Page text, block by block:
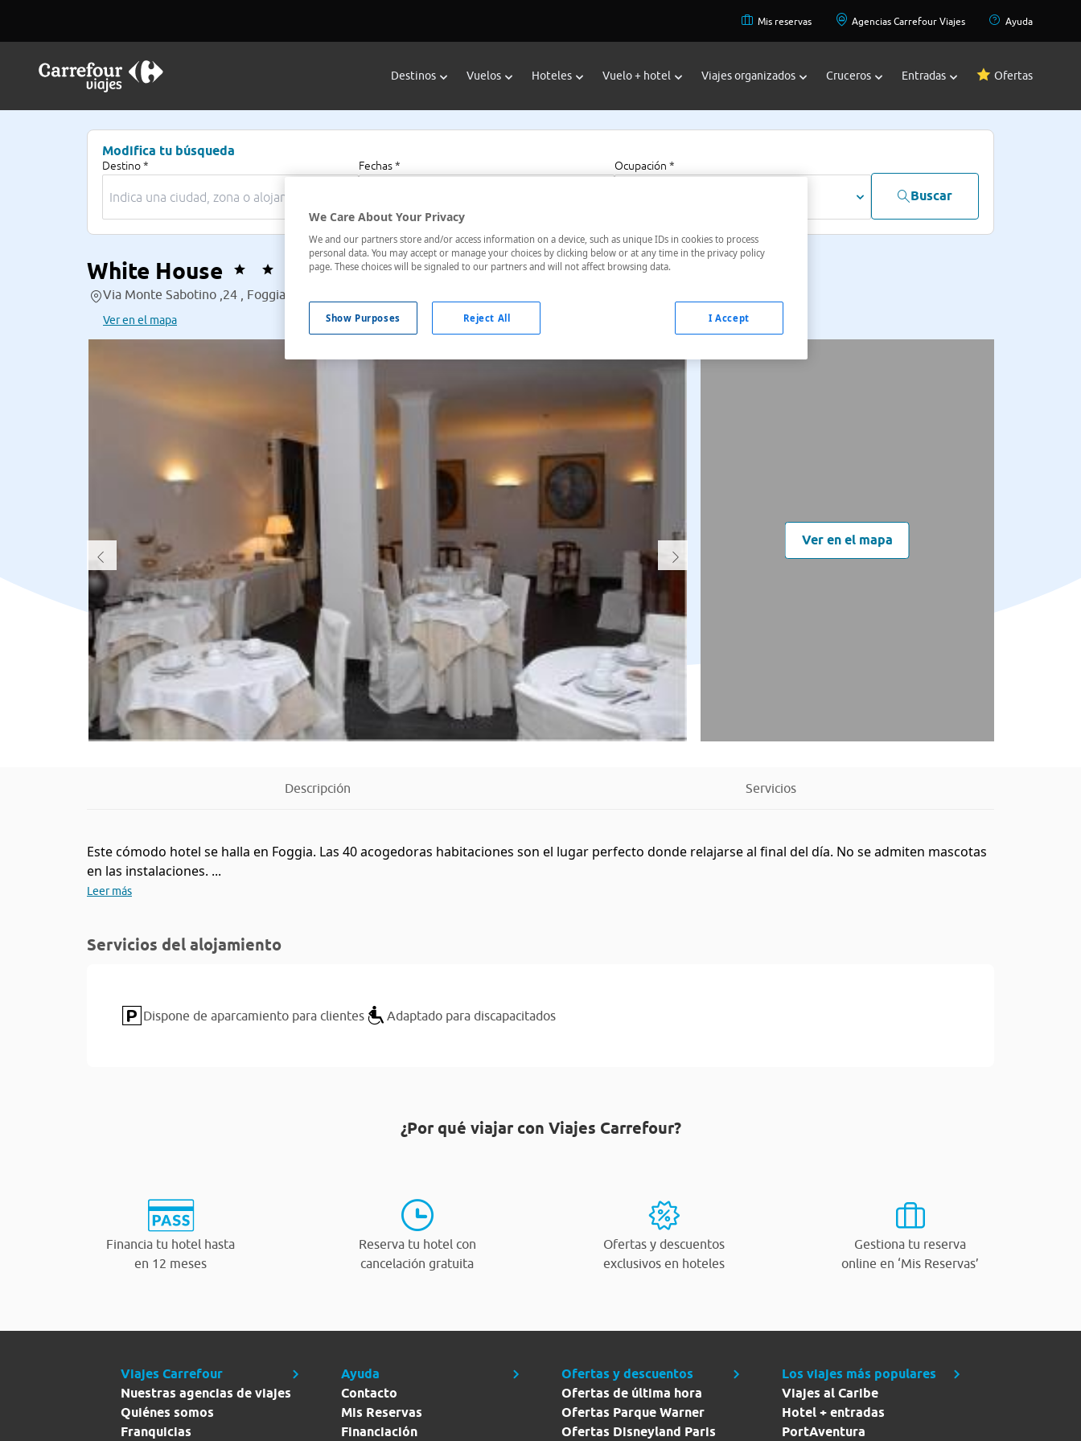
Mis reservas Agencias Carrefour Viajes Ayuda
Destinos Vuelos Hoteles Vuelo + hotel Viajes organizados Cruceros Entradas Ofertas
Modifica tu búsqueda
Destino * Fechas * Ocupación *
Buscar
White House
Via Monte Sabotino ,24 , Foggia, Italia
Ver en el mapa
Ver en el mapa
Descripción Servicios
Este cómodo hotel se halla en Foggia. Las 40 acogedoras habitaciones son el lugar perfecto donde relajarse al final del día. No se admiten mascotas
en las instalaciones. ...
Leer más
Servicios del alojamiento
Dispone de aparcamiento para clientes Adaptado para discapacitados
¿Por qué viajar con Viajes Carrefour?
Financia tu hotel hasta
en 12 meses
Reserva tu hotel con
cancelación gratuita
Ofertas y descuentos
exclusivos en hoteles
Gestiona tu reserva
online en ‘Mis Reservas’
Viajes Carrefour
Nuestras agencias de viajes
Quiénes somos
Franquicias
Ayuda
Contacto
Mis Reservas
Financiación
Ofertas y descuentos
Ofertas de última hora
Ofertas Parque Warner
Ofertas Disneyland Paris
Los viajes más populares
Viajes al Caribe
Hotel + entradas
PortAventura
We Care About Your Privacy
We and our partners store and/or access information on a device, such as unique IDs in cookies to process
personal data. You may accept or manage your choices by clicking below or at any time in the privacy policy
page. These choices will be signaled to our partners and will not affect browsing data.
Show Purposes Reject All I Accept